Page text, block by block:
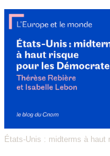
États-Unis : midterms à haut